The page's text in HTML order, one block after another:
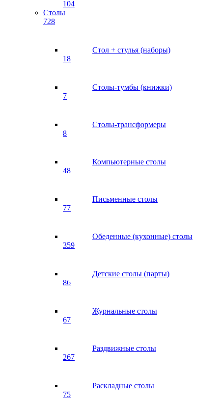
104
Столы
728
Стол + стулья (наборы)
18
Столы-тумбы (книжки)
7
Столы-трансформеры
8
Компьютерные столы
48
Письменные столы
77
Обеденные (кухонные) столы
359
Детские столы (парты)
86
Журнальные столы
67
Раздвижные столы
267
Раскладные столы
75